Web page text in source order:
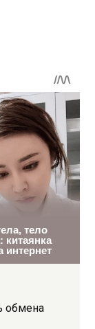
обмена